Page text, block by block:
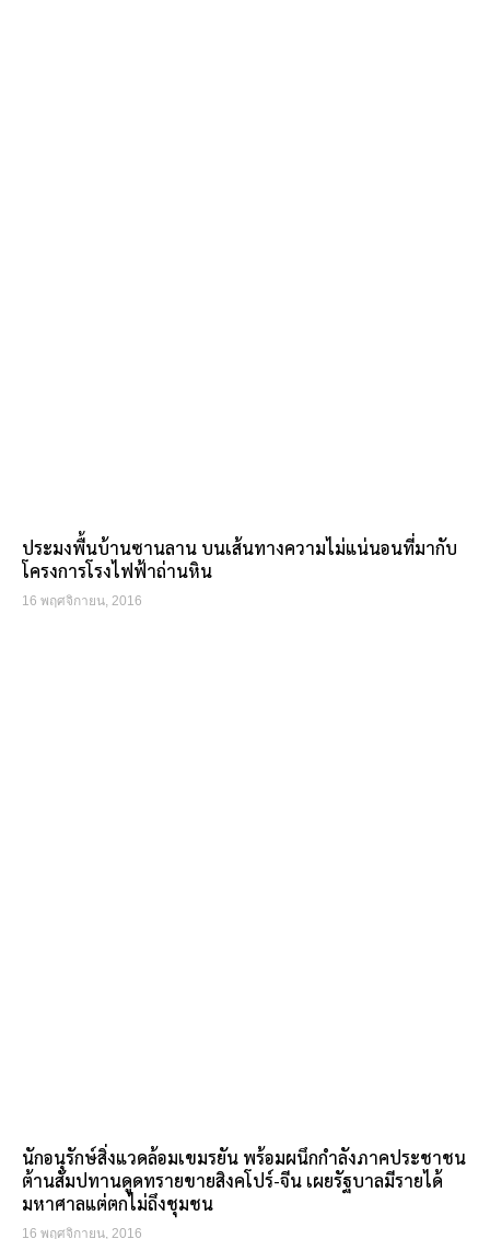
ประมงพื้นบ้านซานลาน บนเส้นทางความไม่แน่นอนที่มากับ
โครงการโรงไฟฟ้าถ่านหิน
16 พฤศจิกายน, 2016
นักอนุรักษ์สิ่งแวดล้อมเขมรยัน พร้อมผนึกกำลังภาคประชาชน
ต้านสัมปทานดูดทรายขายสิงคโปร์-จีน เผยรัฐบาลมีรายได้
มหาศาลแต่ตกไม่ถึงชุมชน
16 พฤศจิกายน, 2016